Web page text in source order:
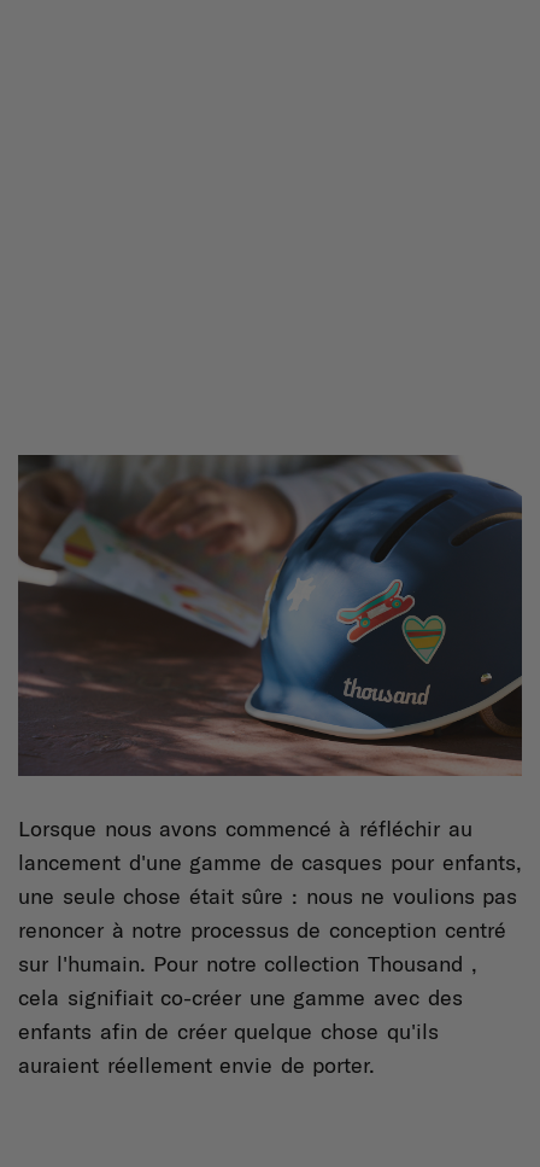
Lorsque nous avons commencé à réfléchir au
lancement d'une gamme de casques pour enfants,
une seule chose était sûre : nous ne voulions pas
renoncer à notre processus de conception centré
sur l'humain. Pour notre collection Thousand ,
cela signifiait co-créer une gamme avec des
enfants afin de créer quelque chose qu'ils
auraient réellement envie de porter.